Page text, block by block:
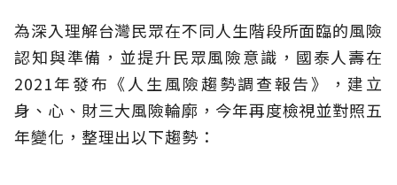
為深入理解台灣民眾在不同人生階段所面臨的風險
認知與準備，並提升民眾風險意識，國泰人壽在
2021年發布《人生風險趨勢調查報告》，建立
身、心、財三大風險輪廓，今年再度檢視並對照五
年變化，整理出以下趨勢：